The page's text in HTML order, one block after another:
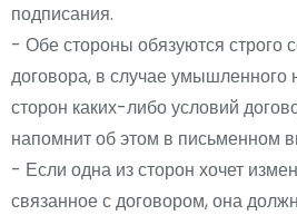
подписания.
- Обе стороны обязуются строго
договора, в случае умышленного
сторон каких-либо условий
напомнит об этом в письменном
- Если одна из сторон хочет
связанное с договором, она